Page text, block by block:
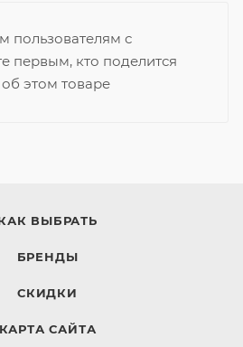
пользователям с
первым, кто поделится
этом товаре
ВЫБРАТЬ
БРЕНДЫ
СКИДКИ
КАРТА САЙТА